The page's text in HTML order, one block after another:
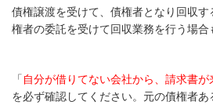
債権譲渡を受けて、債権者となり回収
権者の委託を受けて回収業務を行う場合
「 自分が借りてない会社から、請求書が
を必ず確認してください。元の債権者